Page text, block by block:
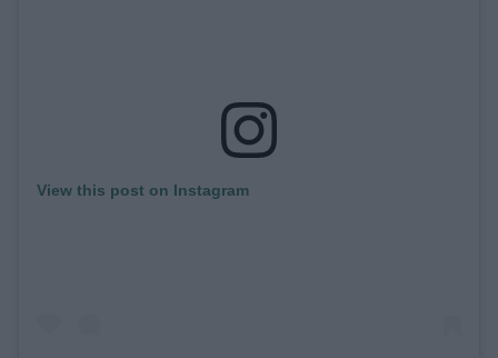
View this post on Instagram